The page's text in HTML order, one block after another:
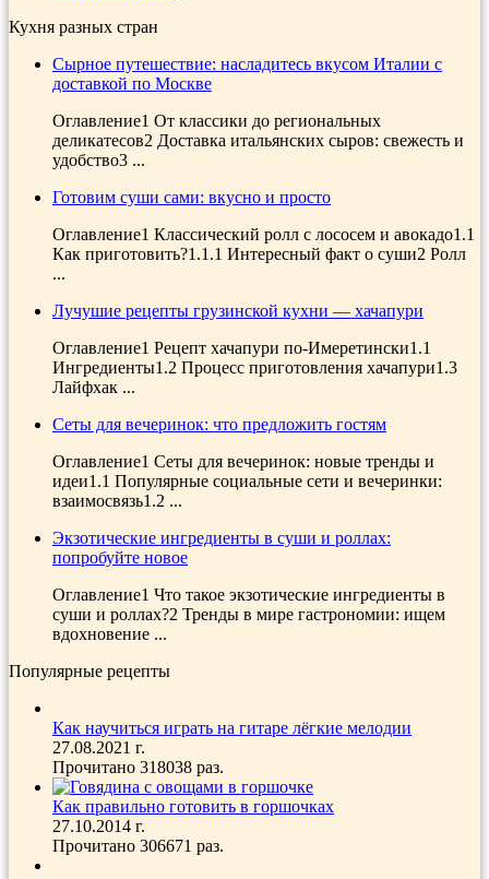
Кухня разных стран
Сырное путешествие: насладитесь вкусом Италии с
доставкой по Москве
Оглавление1 От классики до региональных
деликатесов2 Доставка итальянских сыров: свежесть и
удобство3 ...
Готовим суши сами: вкусно и просто
Оглавление1 Классический ролл с лососем и авокадо1.1
Как приготовить?1.1.1 Интересный факт о суши2 Ролл
...
Лучушие рецепты грузинской кухни — хачапури
Оглавление1 Рецепт хачапури по-Имеретински1.1
Ингредиенты1.2 Процесс приготовления хачапури1.3
Лайфхак ...
Сеты для вечеринок: что предложить гостям
Оглавление1 Сеты для вечеринок: новые тренды и
идеи1.1 Популярные социальные сети и вечеринки:
взаимосвязь1.2 ...
Экзотические ингредиенты в суши и роллах:
попробуйте новое
Оглавление1 Что такое экзотические ингредиенты в
суши и роллах?2 Тренды в мире гастрономии: ищем
вдохновение ...
Популярные рецепты
Как научиться играть на гитаре лёгкие мелодии
27.08.2021 г.
Прочитано 318038 раз.
Как правильно готовить в горшочках
27.10.2014 г.
Прочитано 306671 раз.